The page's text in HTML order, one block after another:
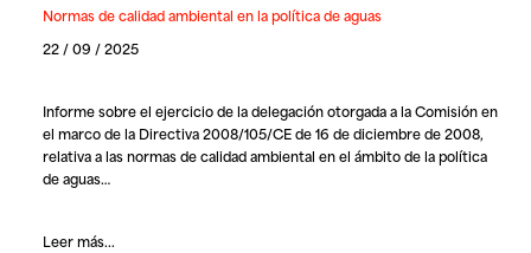
Normas de calidad ambiental en la política de aguas
22 / 09 / 2025
Informe sobre el ejercicio de la delegación otorgada a la Comisión en
el marco de la Directiva 2008/105/CE de 16 de diciembre de 2008,
relativa a las normas de calidad ambiental en el ámbito de la política
de aguas…
Leer más...